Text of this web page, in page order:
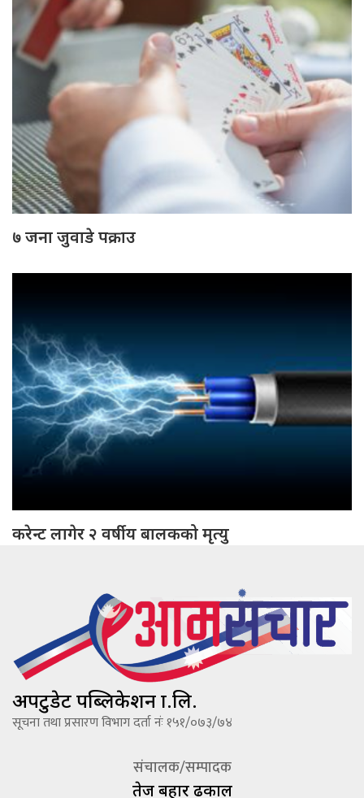
७ जना जुवाडे पक्राउ
करेन्ट लागेर २ वर्षीय बालकको मृत्यु
अपटुडेट पब्लिकेशन प्रा.लि.
सूचना तथा प्रसारण विभाग दर्ता नंः १५१/०७३/७४
संचालक/सम्पादक
तेज बहादूर ढकाल